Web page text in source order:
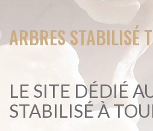
ARBRES STABILISÉ
LE SITE DÉDIÉ
STABILISÉ À